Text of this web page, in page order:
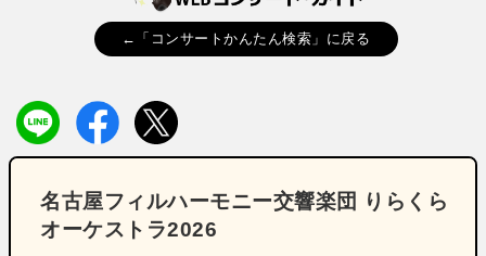
←「コンサートかんたん検索」に戻る
名古屋フィルハーモニー交響楽団 りらくら
オーケストラ2026